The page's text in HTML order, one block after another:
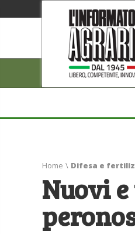
Home \ Difesa e
Nuovi